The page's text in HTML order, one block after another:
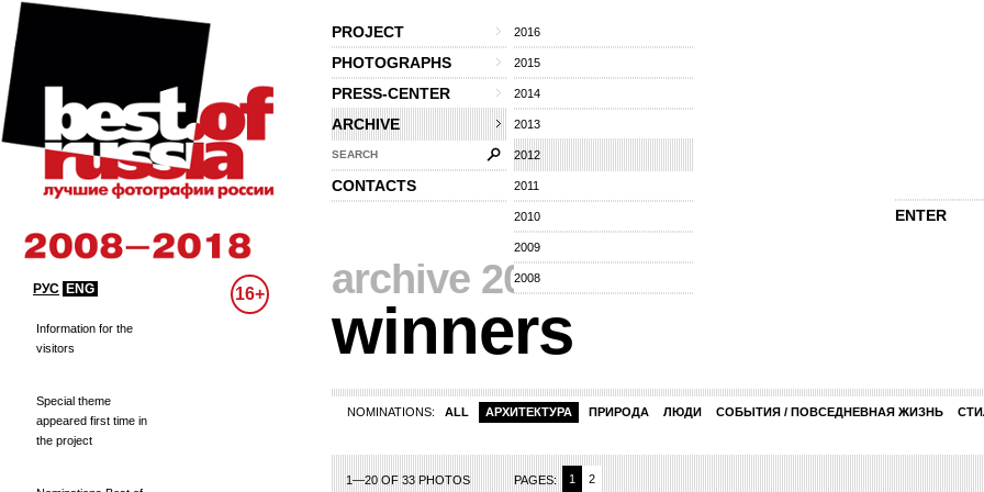
PROJECT
PHOTOGRAPHS
PRESS-CENTER
ARCHIVE
2016
2015
2014
2013
2012
2011
2010
2009
2008
SEARCH
CONTACTS
ENTER
РУС ENG 16+
Information for the
visitors
Special theme
appeared first time in
the project
archive 2012⁄
winners
NOMINATIONS: ALL АРХИТЕКТУРА ПРИРОДА ЛЮДИ СОБЫТИЯ / ПОВСЕДНЕВНАЯ ЖИЗНЬ
1—20 OF 33 PHOTOS PAGES: 1 2